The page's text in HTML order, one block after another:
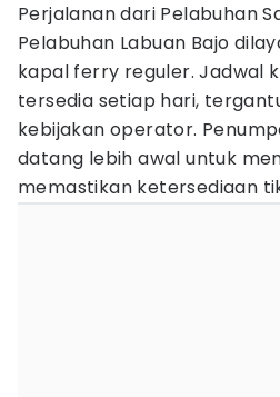
Perjalanan dari Pelabuhan
Pelabuhan Labuan Bajo
kapal ferry reguler. Jadwal
tersedia setiap hari,
kebijakan operator.
datang lebih awal untuk
memastikan ketersediaan